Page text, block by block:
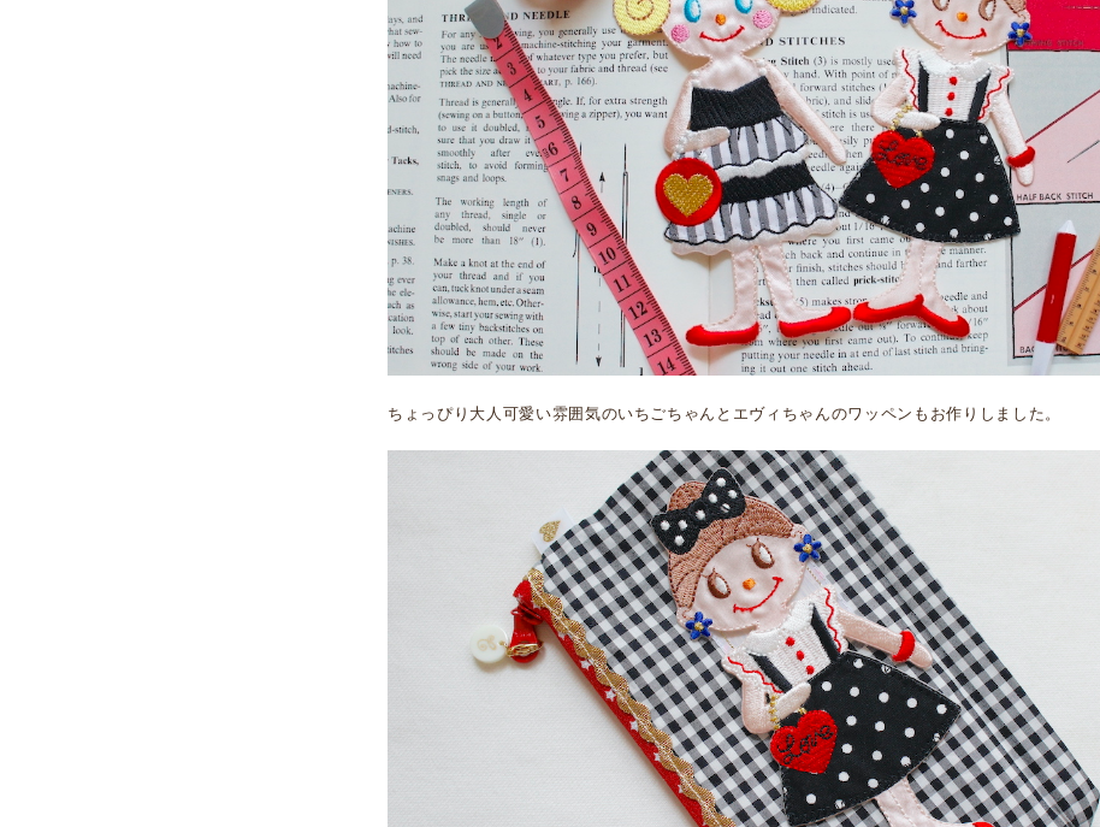
ちょっぴり大人可愛い雰囲気のいちごちゃんとエヴィちゃんのワッペンもお作りしました。